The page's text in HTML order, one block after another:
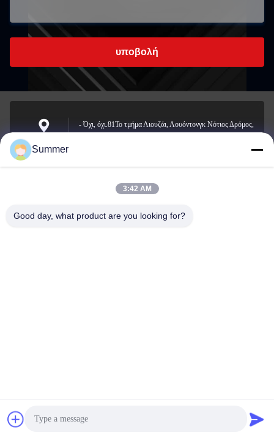
Πάρτε την καλύτερη τιμή
υποβολή
Διεύθυνση
- Όχι, όχι.81Το τμήμα Λιουζάι, Λουόντονγκ Νότιος Δρόμος,
ταχυδρομείο
Zhejiang Yuhao Stainless Steel Co., Ltd
Summer
3:42 AM
Good day, what product are you looking for?